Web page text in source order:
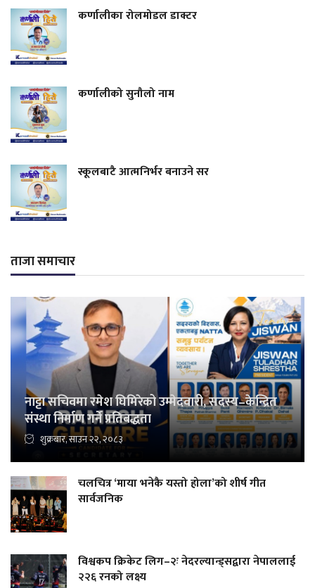
कर्णालीका रोलमोडल डाक्टर
कर्णालीको सुनौलो नाम
स्कूलबाटै आत्मनिर्भर बनाउने सर
ताजा समाचार
नाट्टा सचिवमा रमेश घिमिरेको उम्मेदवारी, सदस्य–केन्द्रित
संस्था निर्माण गर्ने प्रतिबद्धता
शुक्रबार, साउन २२, २०८३
चलचित्र ‘माया भनेकै यस्तो होला’को शीर्ष गीत
सार्वजनिक
विश्वकप क्रिकेट लिग–२ः नेदरल्यान्ड्सद्वारा नेपाललाई
२२६ रनको लक्ष्य